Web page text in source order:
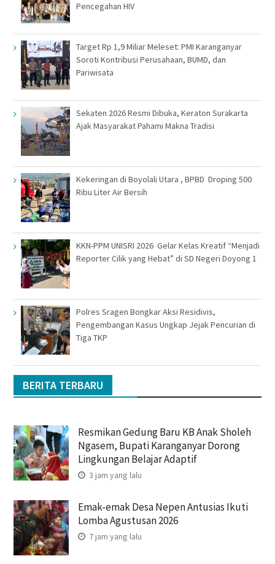
Pencegahan HIV
Target Rp 1,9 Miliar Meleset: PMI Karanganyar
Soroti Kontribusi Perusahaan, BUMD, dan
Pariwisata
Sekaten 2026 Resmi Dibuka, Keraton Surakarta
Ajak Masyarakat Pahami Makna Tradisi
Kekeringan di Boyolali Utara , BPBD Droping 500
Ribu Liter Air Bersih
KKN-PPM UNISRI 2026 Gelar Kelas Kreatif “Menjadi
Reporter Cilik yang Hebat” di SD Negeri Doyong 1
Polres Sragen Bongkar Aksi Residivis,
Pengembangan Kasus Ungkap Jejak Pencurian di
Tiga TKP
BERITA TERBARU
Resmikan Gedung Baru KB Anak Sholeh
Ngasem, Bupati Karanganyar Dorong
Lingkungan Belajar Adaptif
3 jam yang lalu
Emak-emak Desa Nepen Antusias Ikuti
Lomba Agustusan 2026
7 jam yang lalu